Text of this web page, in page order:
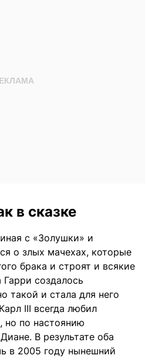
в сказке
с «Золушки» и
о злых мачехах, которые
брака и строят и всякие
создалось
такой и стала для него
III всегда любил
но по настоянию
В результате оба
в 2005 году нынешний